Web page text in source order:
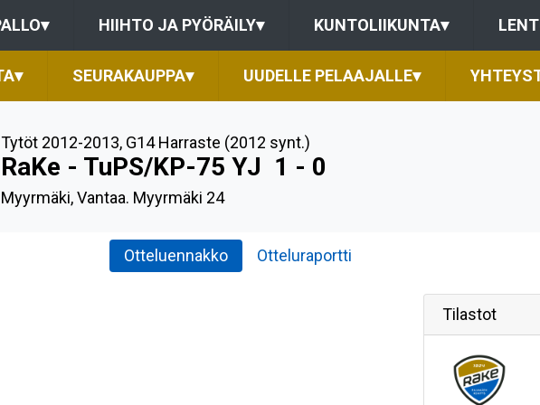
▾ HIIHTO JA PYÖRÄILY▾ KUNTOLIIKUNTA▾
▾ SEURAKAUPPA▾ UUDELLE PELAAJALLE▾
Tytöt 2012-2013, G14 Harraste (2012 synt.)
RaKe - TuPS/KP-75 YJ 1 - 0
Myyrmäki, Vantaa. Myyrmäki 24
Otteluennakko Otteluraportti
Tilastot